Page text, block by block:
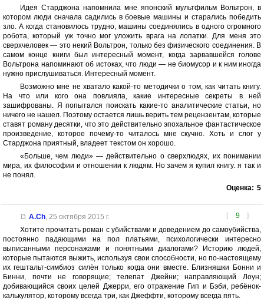
Идея Старджона напомнила мне японский мультфильм Вольтрон, в
котором люди сначала садились в боевые машины и старались победить
зло. А когда становилось трудно, машины соединялись в одного огромного
робота, который уж точно мог уложить врага на лопатки. Для меня это
сверхчеловек — это некий Вольтрон, только без физического соединения. В
самом конце книги был интересный момент, когда зарвавшейся голове
Вольтрона напоминают об истоках, что люди — не биомусор и к ним иногда
нужно прислушиваться. Интересный момент.
Возможно мне не хватало какой-то методички о том, как читать книгу.
На что или кого она повлияла, какие интересные секреты в ней
зашифрованы. Я попытался поискать какие-то аналитические статьи, но
ничего не нашел. Поэтому остается лишь верить тем рецензентам, которые
ставят роману десятки, что это действительно эпохальное фантастическое
произведение, которое почему-то читалось мне скучно. Хоть и слог у
Старджона приятный, владеет текстом он хорошо.
«Больше, чем люди» — действительно о сверхлюдях, их понимании
мира, их философии и отношении к людям. Но зачем я купил книгу. я так и
не понял.
Оценка: 5
[ 9 ]
A.Ch, 25 октября 2015 г.
Хотите прочитать роман с убийствами и доведением до самоубийства,
постоянно падающими на пол платьями, психологически интересно
выписанными персонажами и понятными диалогами? Историю людей,
которые пытаются выжить, используя свои способности, но по-настоящему
их гештальт-симбиоз силён только когда они вместе. Близняшки Бонни и
Бинни, почти не говорящие; телепат Джейни; направляющий Лоун;
добивающийся своих целей Джерри, его отражение Гип и Бэби, ребёнок-
калькулятор, которому всегда три, как Джеффти, которому всегда пять.